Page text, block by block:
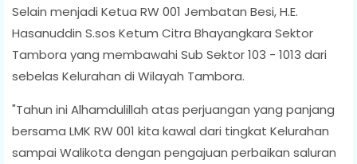
Selain menjadi Ketua RW 001 Jembatan Besi, H.E.
Hasanuddin S.sos Ketum Citra Bhayangkara Sektor
Tambora yang membawahi Sub Sektor 103 - 1013 dari
sebelas Kelurahan di Wilayah Tambora.
"Tahun ini Alhamdulillah atas perjuangan yang panjang
bersama LMK RW 001 kita kawal dari tingkat Kelurahan
sampai Walikota dengan pengajuan perbaikan saluran